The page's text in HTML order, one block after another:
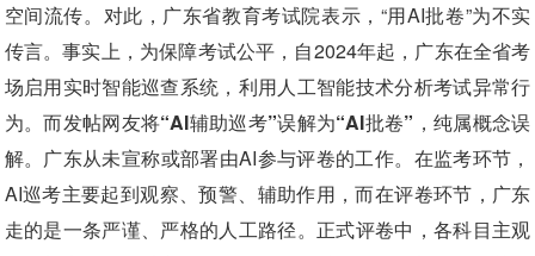
空间流传。对此，广东省教育考试院表示，“用AI批卷”为不实
传言。事实上，为保障考试公平，自2024年起，广东在全省考
场启用实时智能巡查系统，利用人工智能技术分析考试异常行
为。而发帖网友将“AI辅助巡考”误解为“AI批卷”，纯属概念误
解。 广东从未宣称或部署由AI参与评卷的工作。在监考环节，
AI巡考主要起到观察、预警、辅助作用，而在评卷环节，广东
走的是一条严谨、严格的人工路径。正式评卷中，各科目主观